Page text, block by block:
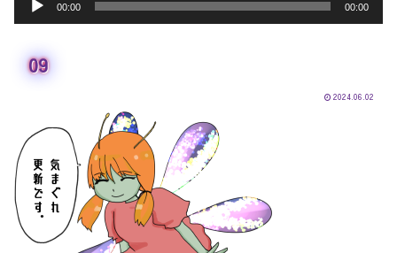
00:00 00:00
09
2024.06.02